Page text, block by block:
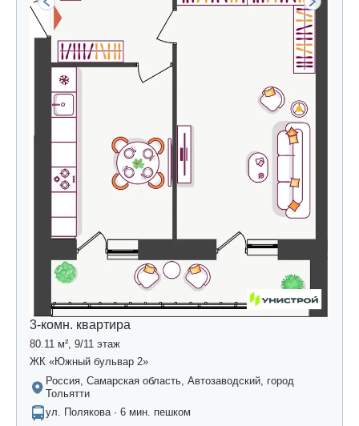
3-комн. квартира
80.11 м², 9/11 этаж
ЖК «Южный бульвар 2»
Россия, Самарская область, Автозаводский, город
Тольятти
ул. Полякова · 6 мин. пешком